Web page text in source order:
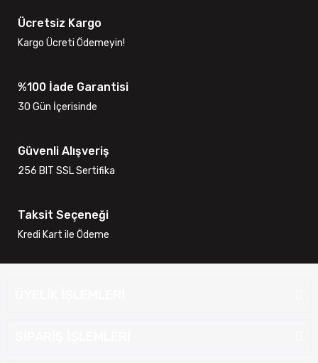
Ücretsiz Kargo
Kargo Ücreti Ödemeyin!
%100 İade Garantisi
30 Gün İçerisinde
Güvenli Alışveriş
256 BIT SSL Sertifika
Taksit Seçeneği
Kredi Kart ile Ödeme